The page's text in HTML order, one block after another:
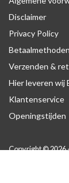
Disclaimer
Privacy Policy
Betaalmethoden
Verzenden &
Hier leveren wij
Klantenservice
Openingstijden
Copyright © 2026